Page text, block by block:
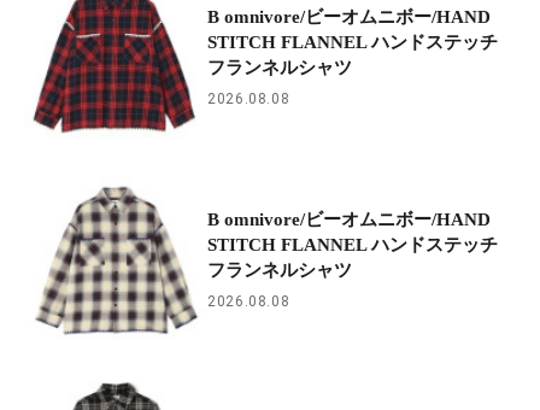
B omnivore/ビーオムニボー/HAND
STITCH FLANNEL ハンドステッチ
フランネルシャツ
2026.08.08
B omnivore/ビーオムニボー/HAND
STITCH FLANNEL ハンドステッチ
フランネルシャツ
2026.08.08